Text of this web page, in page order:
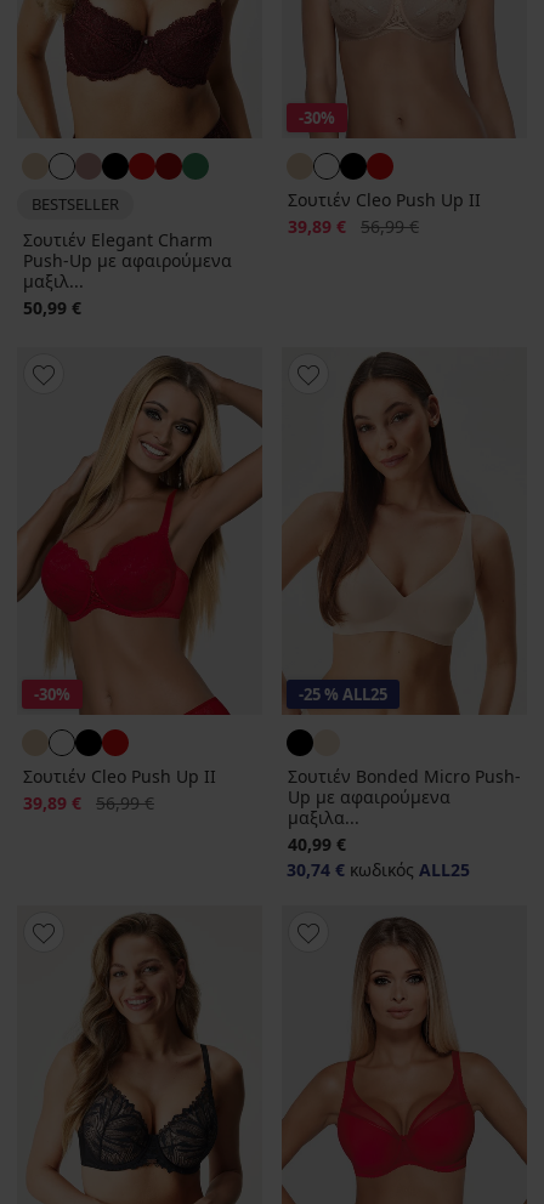
BESTSELLER
Σουτιέν Elegant Charm
Push-Up με αφαιρούμενα
μαξιλ...
50,99 €
-30%
Σουτιέν Cleo Push Up II
Έκπτωση
39,89 € Αρχική τιμή
56,99 €
-30%
Σουτιέν Cleo Push Up II
Έκπτωση
39,89 € Αρχική τιμή
56,99 €
-25 % ALL25
Σουτιέν Bonded Micro Push-
Up με αφαιρούμενα
μαξιλα...
40,99 €
30,74 € κωδικός ALL25